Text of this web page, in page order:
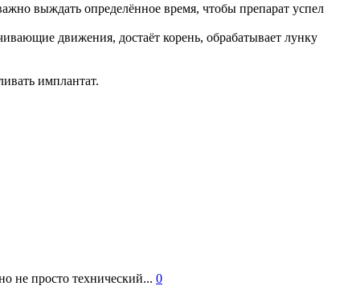
выждать определённое время, чтобы препарат успел
движения, достаёт корень, обрабатывает лунку
имплантат.
не просто технический... 0